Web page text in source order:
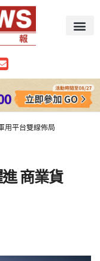
用平台雙線佈局
商業貨